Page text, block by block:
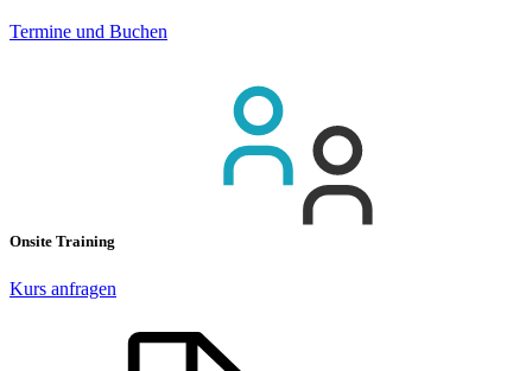
Termine und Buchen
Onsite Training
Kurs anfragen